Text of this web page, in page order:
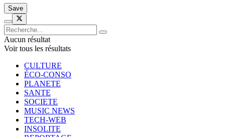
Aucun résultat
Voir tous les résultats
CULTURE
ÉCO-CONSO
PLANETE
SANTE
SOCIETE
MUSIC NEWS
TECH-WEB
INSOLITE